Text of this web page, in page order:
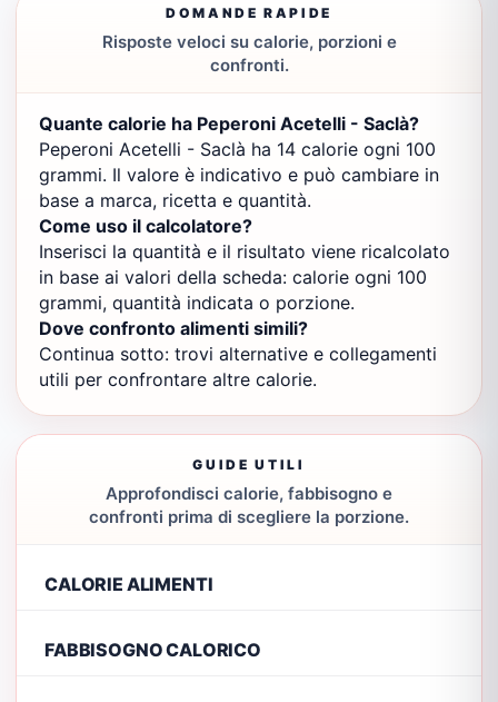
DOMANDE RAPIDE
Risposte veloci su calorie, porzioni e
confronti.
Quante calorie ha Peperoni Acetelli - Saclà?
Peperoni Acetelli - Saclà ha 14 calorie ogni 100
grammi. Il valore è indicativo e può cambiare in
base a marca, ricetta e quantità.
Come uso il calcolatore?
Inserisci la quantità e il risultato viene ricalcolato
in base ai valori della scheda: calorie ogni 100
grammi, quantità indicata o porzione.
Dove confronto alimenti simili?
Continua sotto: trovi alternative e collegamenti
utili per confrontare altre calorie.
GUIDE UTILI
Approfondisci calorie, fabbisogno e
confronti prima di scegliere la porzione.
CALORIE ALIMENTI
FABBISOGNO CALORICO